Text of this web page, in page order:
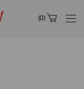
Andrews (0)